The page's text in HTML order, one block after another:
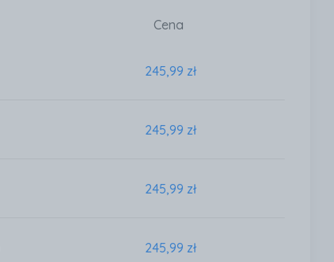
Cena
245,99 zł
245,99 zł
245,99 zł
245,99 zł